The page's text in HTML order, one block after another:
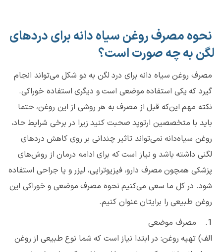
نحوه مصرف روغن سیاه دانه برای دردهای
لگن به چه صورت است؟
مصرف روغن سیاه دانه برای درد لگن به دو شکل می‌تواند انجام
گیرد که یکی استفاده موضعی است و دیگری استفاده خوراکی.
نکته مهم این‌که قبل از مصرف به هر روشی از این روغن، حتما
باید با متخصصین ارتوپد صحبت کنید زیرا در برخی شرایط حاد،
روغن سیاه‌دانه نمی‌تواند تاثیر چندانی بر روی کاهش دردهای
لگنی داشته باشد و نیاز است که برای ادامه درمان از روش‌های
پزشکی همچون مصرف دارو، فیزیوتراپی، لیزر و یا جراحی استفاده
شود. در کل ما سعی می‌کنیم نحوه مصرف موضعی و خوراکی این
روغن طبیعی را برایتان عنوان کنیم.
1. مصرف موضعی
الف) تهیه روغن: در ابتدا نیاز است که شما نوع طبیعی از روغن